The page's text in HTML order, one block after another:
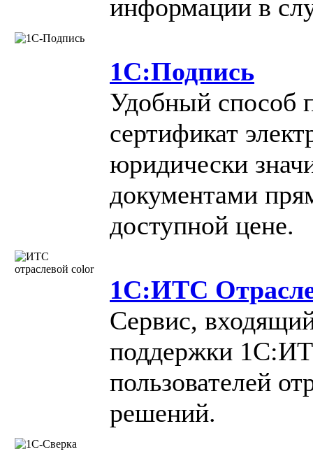
информации в
1С:Подпись
Удобный способ
сертификат
юридически
документами
доступной цене.
1С:ИТС
Cервис,
поддержки
пользователей
решений.